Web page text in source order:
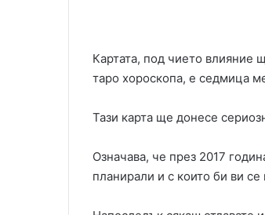
Картата, под чието влияние
таро хороскопа, е седмица
Тази карта ще донесе
Означава, че през 2017
планирали и с които би ви се